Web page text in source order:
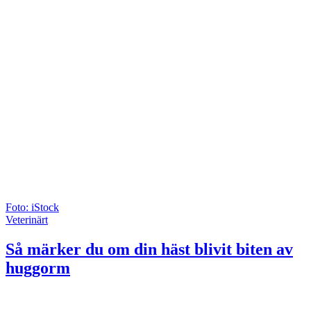
Foto: iStock
Veterinärt
Så märker du om din häst blivit biten av
huggorm